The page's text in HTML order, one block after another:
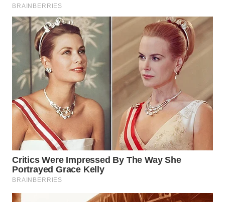
BINJAI
WN
CIREBON
WN
INDRAMAYU
WN
KUNINGAN
WN
WN
SUBANG